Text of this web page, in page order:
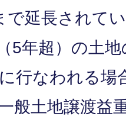
で延長されて
5年超）の土
行なわれる場
般土地譲渡益